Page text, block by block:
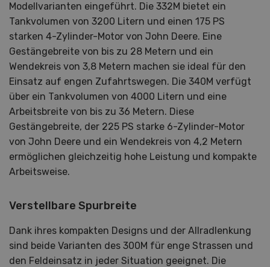
Modellvarianten eingeführt. Die 332M bietet ein
Tankvolumen von 3200 Litern und einen 175 PS
starken 4-Zylinder-Motor von John Deere. Eine
Gestängebreite von bis zu 28 Metern und ein
Wendekreis von 3,8 Metern machen sie ideal für den
Einsatz auf engen Zufahrtswegen. Die 340M verfügt
über ein Tankvolumen von 4000 Litern und eine
Arbeitsbreite von bis zu 36 Metern. Diese
Gestängebreite, der 225 PS starke 6-Zylinder-Motor
von John Deere und ein Wendekreis von 4,2 Metern
ermöglichen gleichzeitig hohe Leistung und kompakte
Arbeitsweise.
Verstellbare Spurbreite
Dank ihres kompakten Designs und der Allradlenkung
sind beide Varianten des 300M für enge Strassen und
den Feldeinsatz in jeder Situation geeignet. Die